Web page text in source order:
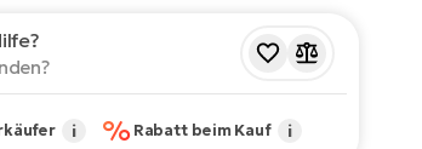
i %Rabatt beim Kauf i